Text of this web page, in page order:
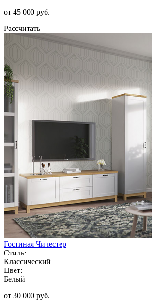
от 45 000 руб.
Рассчитать
Гостиная Чичестер
Стиль:
Классический
Цвет:
Белый
от 30 000 руб.